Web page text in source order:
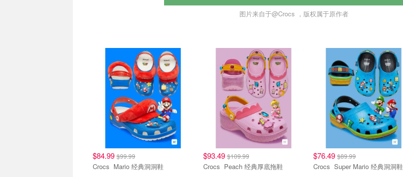
图片来自于@Crocs ，版权属于原作者
$84.99 $99.99
Crocs Mario 经典洞洞鞋
$93.49$109.99
Crocs Peach 经典厚底拖鞋
$76.49 $89.99
Crocs Super Mario 经典洞洞鞋